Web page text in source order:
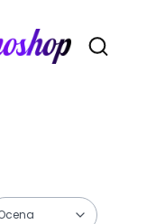
Otwórz